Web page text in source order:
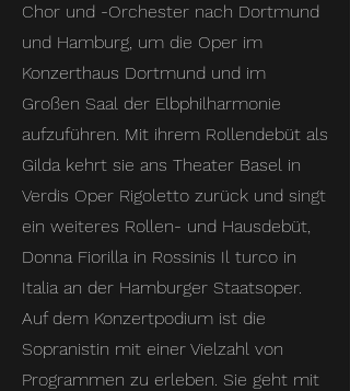
Chor und -Orchester nach Dortmund
und Hamburg, um die Oper im
Konzerthaus Dortmund und im
Großen Saal der Elbphilharmonie
aufzuführen. Mit ihrem Rollendebüt als
Gilda kehrt sie ans Theater Basel in
Verdis Oper Rigoletto zurück und singt
ein weiteres Rollen- und Hausdebüt,
Donna Fiorilla in Rossinis Il turco in
Italia an der Hamburger Staatsoper.
Auf dem Konzertpodium ist die
Sopranistin mit einer Vielzahl von
Programmen zu erleben. Sie geht mit